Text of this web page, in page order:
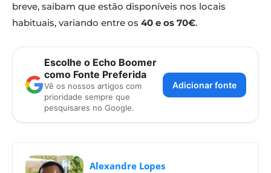
breve, saibam que estão disponíveis nos locais
habituais, variando entre os 40 e os 70€.
Escolhe o Echo Boomer
como Fonte Preferida
Vê os nossos artigos com
prioridade sempre que
pesquisares no Google.
Adicionar fonte
Alexandre Lopes